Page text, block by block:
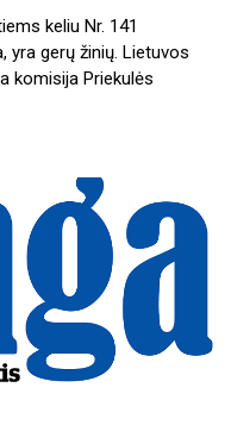
keliu Nr. 141
yra gerų žinių. Lietuvos
komisija Priekulės